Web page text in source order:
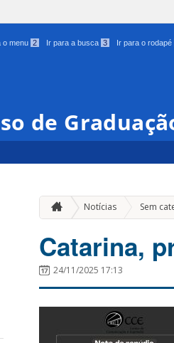
o menu 2 Ir para a busca 3 Ir para o rodapé
de
Notícias Sem
Catarina,
24/11/2025 17:13